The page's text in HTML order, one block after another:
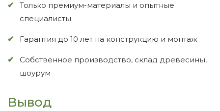
Только премиум-материалы и опытные
специалисты
Гарантия до 10 лет на конструкцию и монтаж
Собственное производство, склад древесины,
шоурум
Вывод